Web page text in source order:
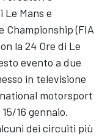
Le Mans e
Championship (FIA
la 24 Ore di Le
evento a due
in televisione
motorsport
16 gennaio.
dei circuiti più